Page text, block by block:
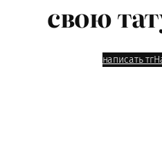
свою
написать тг